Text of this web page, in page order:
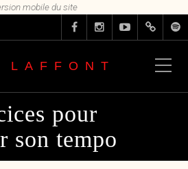
LAFFONT
pour
son tempo